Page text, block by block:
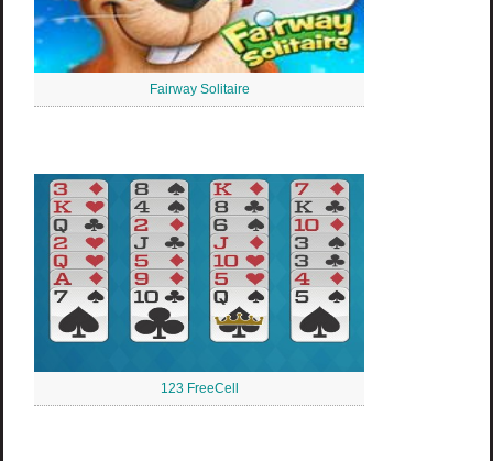
Fairway Solitaire
123 FreeCell